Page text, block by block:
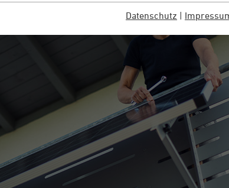
Datenschutz |